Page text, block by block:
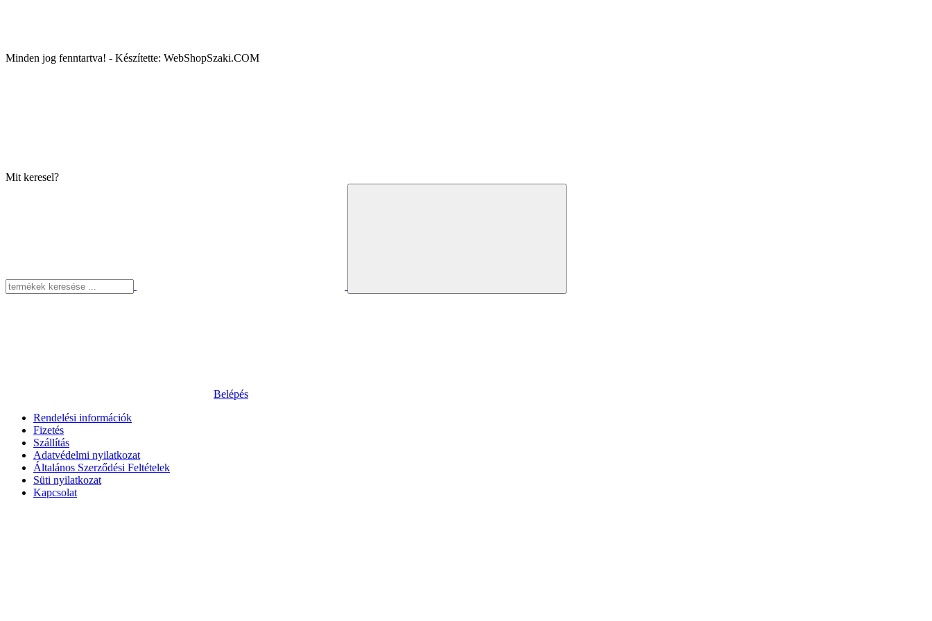
Minden jog fenntartva! - Készítette: WebShopSzaki.COM
Mit keresel?
Belépés
Rendelési információk
Fizetés
Szállítás
Adatvédelmi nyilatkozat
Általános Szerződési Feltételek
Süti nyilatkozat
Kapcsolat